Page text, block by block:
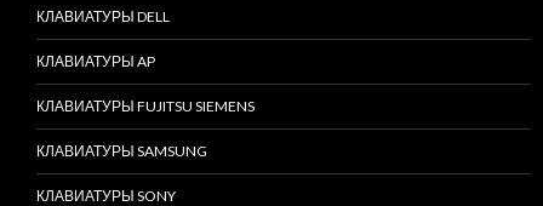
КЛАВИАТУРЫ DELL
КЛАВИАТУРЫ AP
КЛАВИАТУРЫ FUJITSU SIEMENS
КЛАВИАТУРЫ SAMSUNG
КЛАВИАТУРЫ SONY